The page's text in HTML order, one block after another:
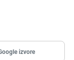
izvore